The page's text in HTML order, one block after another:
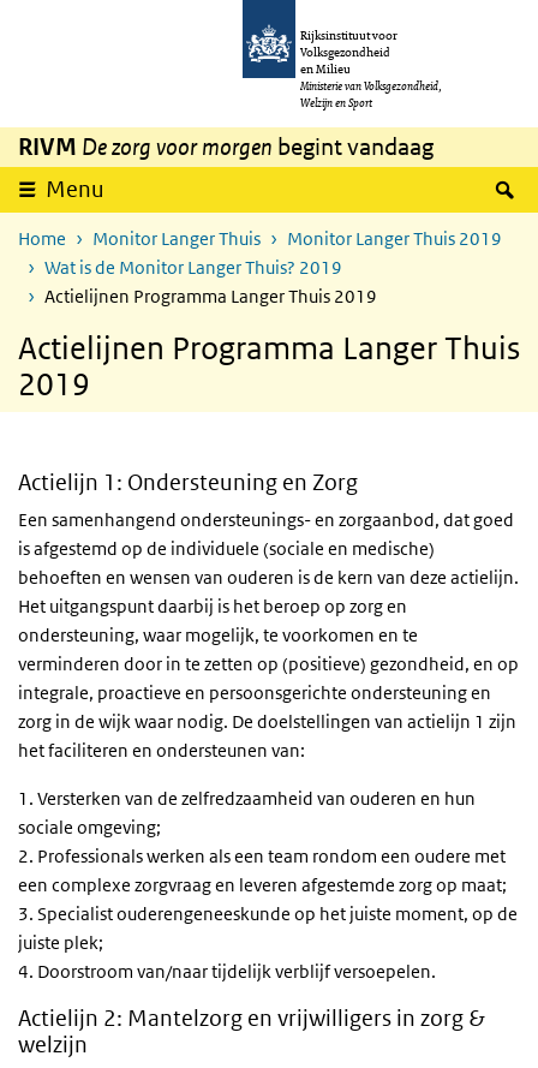
Overslaan en naar de inhoud gaan
Rijksinstituut voor
Volksgezondheid
en Milieu
Ministerie van Volksgezondheid,
Welzijn en Sport
RIVM De zorg voor morgen begint vandaag
Menu
Home Monitor Langer Thuis
Monitor Langer Thuis 2019
Wat is de Monitor Langer Thuis? 2019
Actielijnen Programma Langer Thuis 2019
Actielijnen Programma Langer Thuis
2019
Actielijn 1: Ondersteuning en Zorg
Een samenhangend ondersteunings- en zorgaanbod, dat goed
is afgestemd op de individuele (sociale en medische)
behoeften en wensen van ouderen is de kern van deze actielijn.
Het uitgangspunt daarbij is het beroep op zorg en
ondersteuning, waar mogelijk, te voorkomen en te
verminderen door in te zetten op (positieve) gezondheid, en op
integrale, proactieve en persoonsgerichte ondersteuning en
zorg in de wijk waar nodig. De doelstellingen van actielijn 1 zijn
het faciliteren en ondersteunen van:
1. Versterken van de zelfredzaamheid van ouderen en hun
sociale omgeving;
2. Professionals werken als een team rondom een oudere met
een complexe zorgvraag en leveren afgestemde zorg op maat;
3. Specialist ouderengeneeskunde op het juiste moment, op de
juiste plek;
4. Doorstroom van/naar tijdelijk verblijf versoepelen.
Actielijn 2: Mantelzorg en vrijwilligers in zorg &
welzijn